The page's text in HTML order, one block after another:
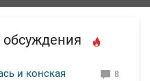
обсуждения
и конская
8